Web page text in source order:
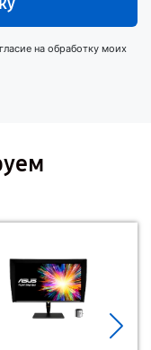
на обработку моих